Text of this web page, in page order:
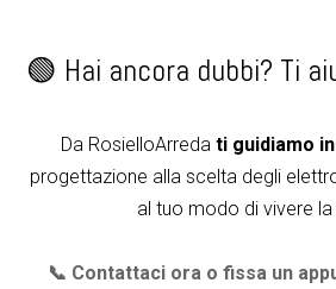
🟢 Hai ancora dubbi? Ti
Da RosielloArreda ti guidiamo
progettazione alla scelta degli
al tuo modo di vivere la
📞 Contattaci ora o fissa un